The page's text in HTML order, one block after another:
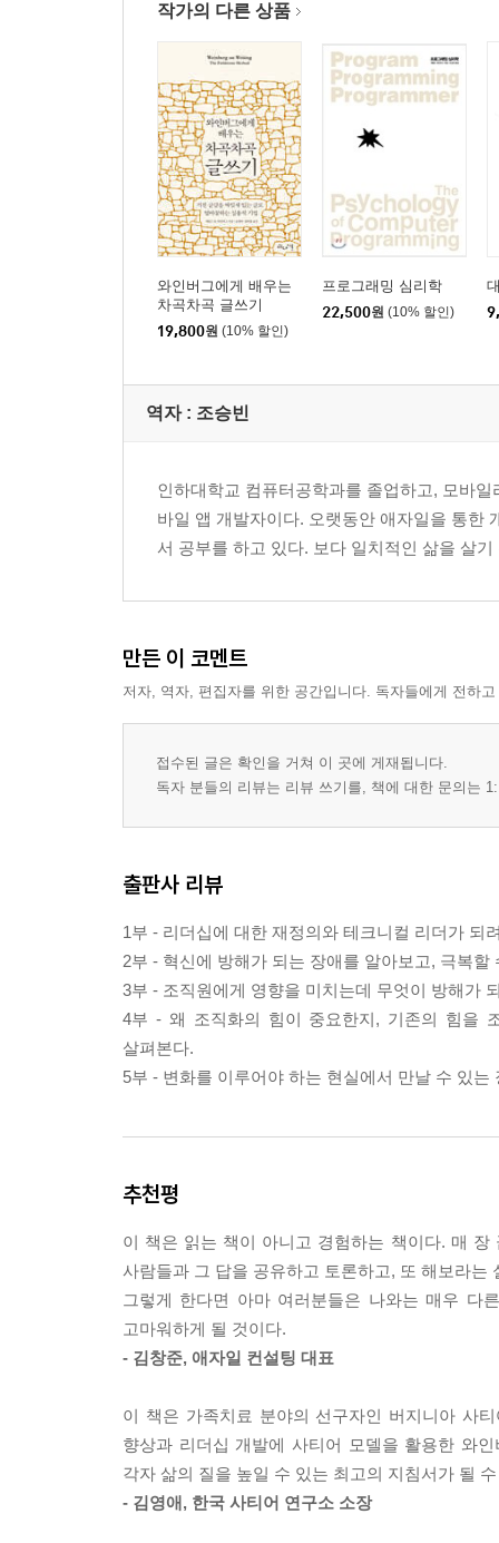
4장 리더는 어떻게 만들어지는가?
협곡으로 추락
현실에서의 성장
성장의 느낌
메타사이클
나는 관리자가 아니다
나는 리더 유형이 아니다
성장이 너무 고통스럽다
그렇게 큰 힘을 원하지 않는다
2부 혁신
6장 혁신을 방해하는 세 가지 큰 장애물
두 번째 장애물: ‘문제 없어요’ 증후군
정리
7장 자기 인식을 높이는 방법
일기
8장 아이디어의 힘 키우기
문제 해결형 리더의 정설
창조적 오류
훔친 아이디어
훔친 아이디어의 변형
왜 아이디어를 만드는 것이 나쁜 일처럼 보일까
이력선
중요한 것은 사건이 아니다
성공이 실패로 이어질 수 있는가?
비전의 중심 역할
왜 비전이 혁신가를 만드는가
질문
3부 동기부여
작가의 다른 상품
와인버그에게 배우는
차곡차곡 글쓰기
19,800원 (10% 할인)
프로그래밍 심리학
22,500원 (10% 할인)
역자 : 조승빈
인하대학교 컴퓨터공학과를 졸업하고, 모바
바일 앱 개발자이다. 오랫동안 애자일을 통한
서 공부를 하고 있다. 보다 일치적인 삶을 살
만든 이 코멘트
저자, 역자, 편집자를 위한 공간입니다. 독자들에게 전하
접수된 글은 확인을 거쳐 이 곳에 게재됩니다.
독자 분들의 리뷰는 리뷰 쓰기를, 책에 대한 문의는
출판사 리뷰
1부 - 리더십에 대한 재정의와 테크니컬 리더가 되
2부 - 혁신에 방해가 되는 장애를 알아보고, 극복할
3부 - 조직원에게 영향을 미치는데 무엇이 방해가
4부 - 왜 조직화의 힘이 중요한지, 기존의 힘을
살펴본다.
5부 - 변화를 이루어야 하는 현실에서 만날 수 있
추천평
이 책은 읽는 책이 아니고 경험하는 책이다. 매
사람들과 그 답을 공유하고 토론하고, 또 해보라는
그렇게 한다면 아마 여러분들은 나와는 매우 다
고마워하게 될 것이다.
- 김창준, 애자일 컨설팅 대표
이 책은 가족치료 분야의 선구자인 버지니아 사
향상과 리더십 개발에 사티어 모델을 활용한 와
각자 삶의 질을 높일 수 있는 최고의 지침서가 될
- 김영애, 한국 사티어 연구소 소장